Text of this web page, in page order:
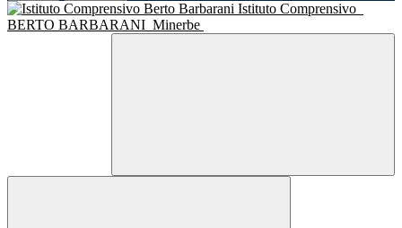
Istituto Comprensivo
BERTO BARBARANI Minerbe